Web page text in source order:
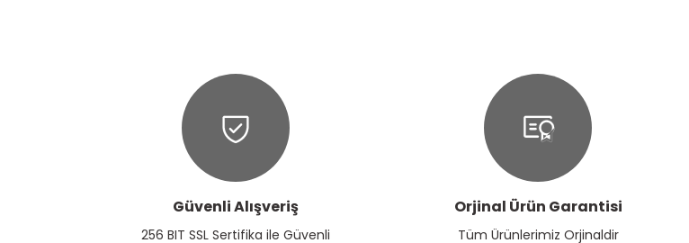
Güvenli Alışveriş
256 BIT SSL Sertifika ile Güvenli
Orjinal Ürün Garantisi
Tüm Ürünlerimiz Orjinaldir